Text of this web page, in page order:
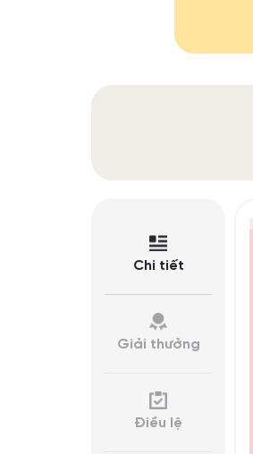
Chi tiết
Giải thưởng
Điều lệ